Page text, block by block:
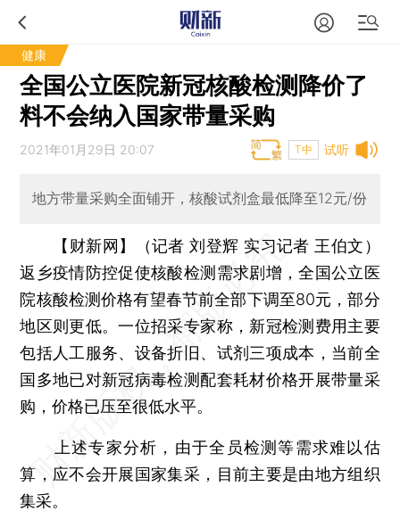
健康
全国公立医院新冠核酸检测降价了
料不会纳入国家带量采购
试听
2021年01月29日 20:07 T中
地方带量采购全面铺开，核酸试剂盒最低降至12元/份
【财新网】（记者 刘登辉 实习记者 王伯文）
返乡疫情防控促使核酸检测需求剧增，全国公立医
院核酸检测价格有望春节前全部下调至80元，部分
地区则更低。一位招采专家称，新冠检测费用主要
包括人工服务、设备折旧、试剂三项成本，当前全
国多地已对新冠病毒检测配套耗材价格开展带量采
购，价格已压至很低水平。
上述专家分析，由于全员检测等需求难以估
算，应不会开展国家集采，目前主要是由地方组织
集采。